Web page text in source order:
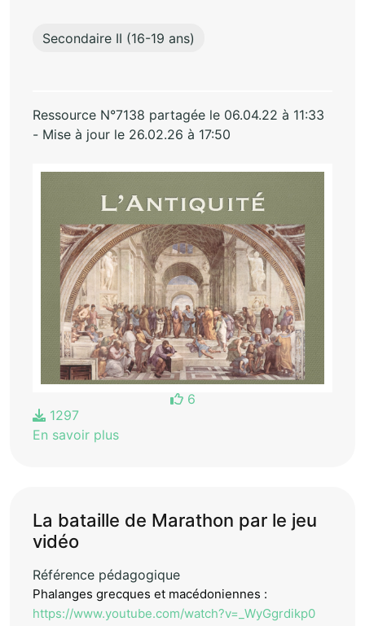
Secondaire II (16-19 ans)
Ressource N°7138 partagée le 06.04.22 à 11:33
- Mise à jour le 26.02.26 à 17:50
6
1297
En savoir plus
La bataille de Marathon par le jeu
vidéo
Référence pédagogique
Phalanges grecques et macédoniennes :
https://www.youtube.com/watch?v=_WyGgrdikp0